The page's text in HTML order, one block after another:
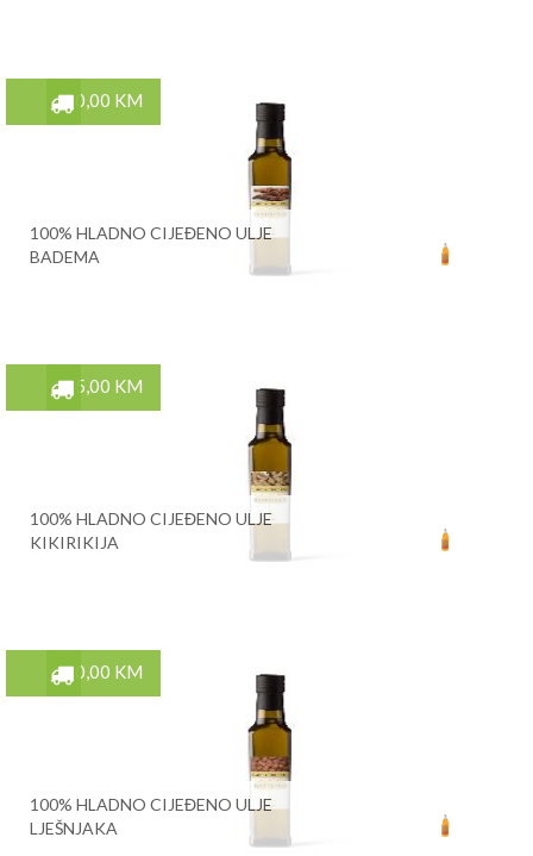
30,00 KM
100% HLADNO CIJEĐENO ULJE
BADEMA
15,00 KM
100% HLADNO CIJEĐENO ULJE
KIKIRIKIJA
30,00 KM
100% HLADNO CIJEĐENO ULJE
LJEŠNJAKA